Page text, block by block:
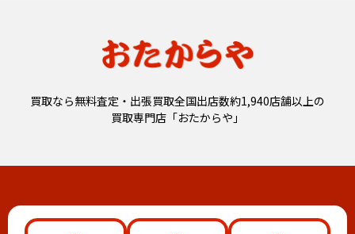
買取なら無料査定・出張買取全国出店数約1,940店舗以上の
買取専門店「おたからや」